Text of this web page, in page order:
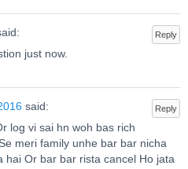
Reply
just now.
Reply
said:
log vi sai hn woh bas rich
meri family unhe bar bar nicha
hai Or bar bar rista cancel Ho jata